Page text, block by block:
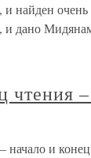
найден
и дано
чтения
начало и